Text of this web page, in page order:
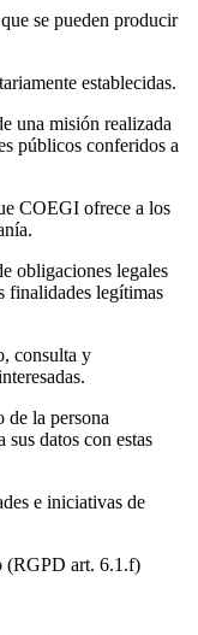
se pueden producir
establecidas.
una misión realizada
públicos conferidos a
COEGI ofrece a los
obligaciones legales
finalidades legítimas
consulta y
la persona
datos con estas
e iniciativas de
(RGPD art. 6.1.f)